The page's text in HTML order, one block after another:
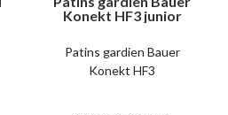
Konekt HF3 junior
Patins gardien Bauer
Konekt HF3